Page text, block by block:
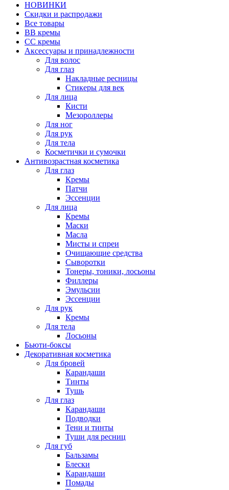
НОВИНКИ
Скидки и распродажи
Все товары
BB кремы
CC кремы
Аксессуары и принадлежности
Для волос
Для глаз
Накладные ресницы
Стикеры для век
Для лица
Кисти
Мезороллеры
Для ног
Для рук
Для тела
Косметички и сумочки
Антивозрастная косметика
Для глаз
Кремы
Патчи
Эссенции
Для лица
Кремы
Маски
Масла
Мисты и спреи
Очищающие средства
Сыворотки
Тонеры, тоники, лосьоны
Филлеры
Эмульсии
Эссенции
Для рук
Кремы
Для тела
Лосьоны
Бьюти-боксы
Декоративная косметика
Для бровей
Карандаши
Тинты
Тушь
Для глаз
Карандаши
Подводки
Тени и тинты
Туши для ресниц
Для губ
Бальзамы
Блески
Карандаши
Помады